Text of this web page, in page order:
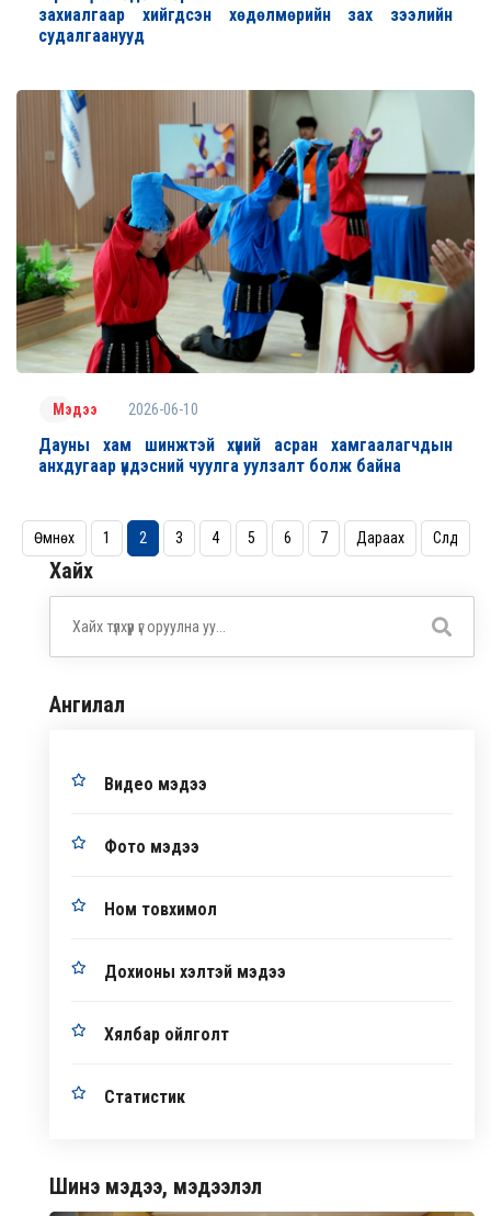
захиалгаар хийгдсэн хөдөлмөрийн зах зээлийн
судалгаанууд
Мэдээ 2026-06-10
Дауны хам шинжтэй хүний асран хамгаалагчдын
анхдугаар үндэсний чуулга уулзалт болж байна
Өмнөх 1 2 3 4 5 6 7 Дараах Сүүлд
Хайх
Ангилал
Видео мэдээ
Фото мэдээ
Ном товхимол
Дохионы хэлтэй мэдээ
Хялбар ойлголт
Статистик
Шинэ мэдээ, мэдээлэл